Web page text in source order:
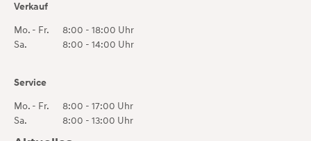
Verkauf
Mo. - Fr.
8:00 - 18:00 Uhr
Sa.
8:00 - 14:00 Uhr
Service
Mo. - Fr.
8:00 - 17:00 Uhr
Sa.
8:00 - 13:00 Uhr